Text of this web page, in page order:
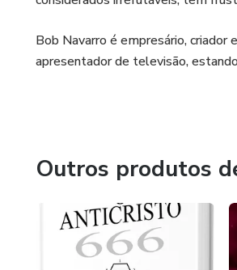
Bob Navarro é empresário,
apresentador de televisão,
Outros produtos